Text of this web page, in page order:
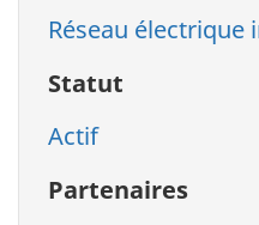
Réseau électrique
Statut
Actif
Partenaires